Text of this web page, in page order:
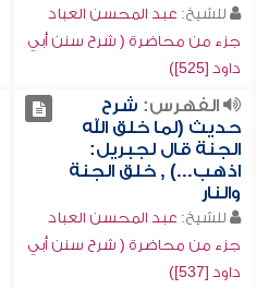
للشيخ: عبد المحسن العباد
جزء من محاضرة ( شرح سنن أبي
داود [525])
الفهرس: شرح
حديث (لما خلق الله
الجنة قال لجبريل:
اذهب...) , خلق الجنة
والنار
للشيخ: عبد المحسن العباد
جزء من محاضرة ( شرح سنن أبي
داود [537])